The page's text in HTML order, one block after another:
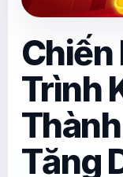
Chiến
Trình
Tăng